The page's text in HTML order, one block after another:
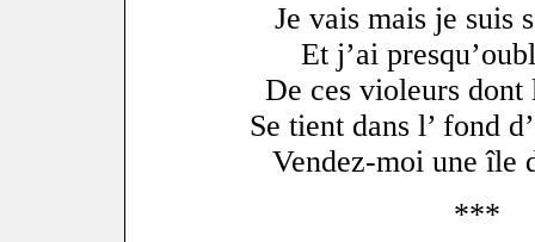
Je vais mais je suis
Et j’ai
De ces violeurs dont
Se tient dans l’ fond
Vendez-moi une île
***